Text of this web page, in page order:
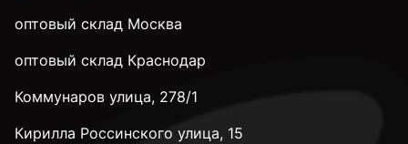
М8
оптовый склад Москва
оптовый склад Краснодар
Коммунаров улица, 278/1
Кирилла Россинского улица, 15